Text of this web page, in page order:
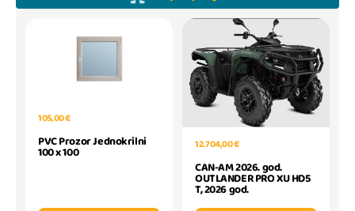
105,00 €
PVC Prozor Jednokrilni
100 x 100 12.704,00 €
CAN-AM 2026. god.
OUTLANDER PRO XU HD5
T, 2026 god.